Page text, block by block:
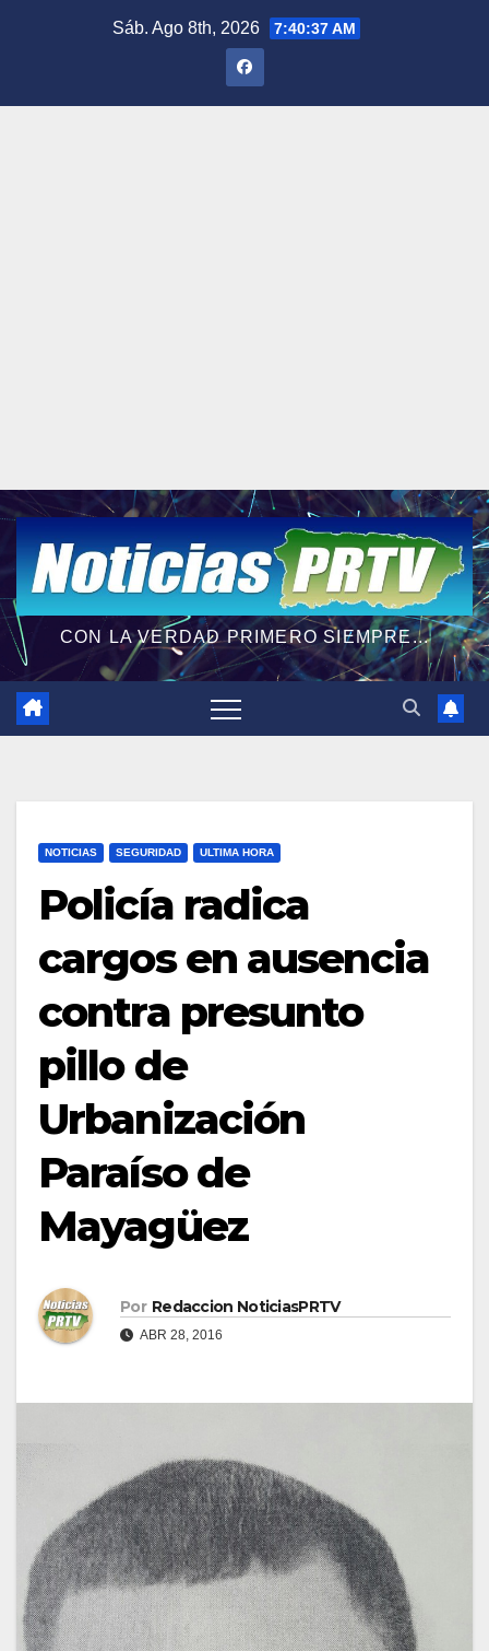
Sáb. Ago 8th, 2026 7:40:38 AM
CON LA VERDAD PRIMERO SIEMPRE...
NOTICIAS SEGURIDAD ULTIMA HORA
Policía radica
cargos en ausencia
contra presunto
pillo de
Urbanización
Paraíso de
Mayagüez
Por Redaccion NoticiasPRTV
ABR 28, 2016